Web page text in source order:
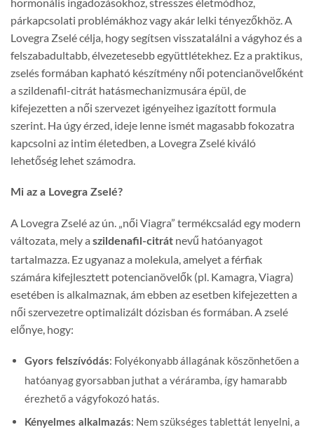
párkapcsolati problémákhoz vagy akár lelki tényezőkhöz. A
Lovegra Zselé célja, hogy segítsen visszatalálni a vágyhoz és a
felszabadultabb, élvezetesebb együttlétekhez. Ez a praktikus,
zselés formában kapható készítmény női potencianövelőként
a szildenafil-citrát hatásmechanizmusára épül, de
kifejezetten a női szervezet igényeihez igazított formula
szerint. Ha úgy érzed, ideje lenne ismét magasabb fokozatra
kapcsolni az intim életedben, a Lovegra Zselé kiváló
lehetőség lehet számodra.
Mi az a Lovegra Zselé?
A Lovegra Zselé az ún. „női Viagra” termékcsalád egy modern
változata, mely a szildenafil-citrát nevű hatóanyagot
tartalmazza. Ez ugyanaz a molekula, amelyet a férfiak
számára kifejlesztett potencianövelők (pl. Kamagra, Viagra)
esetében is alkalmaznak, ám ebben az esetben kifejezetten a
női szervezetre optimalizált dózisban és formában. A zselé
előnye, hogy:
Gyors felszívódás: Folyékonyabb állagának köszönhetően a
hatóanyag gyorsabban juthat a véráramba, így hamarabb
érezhető a vágyfokozó hatás.
Kényelmes alkalmazás: Nem szükséges tablettát lenyelni, a